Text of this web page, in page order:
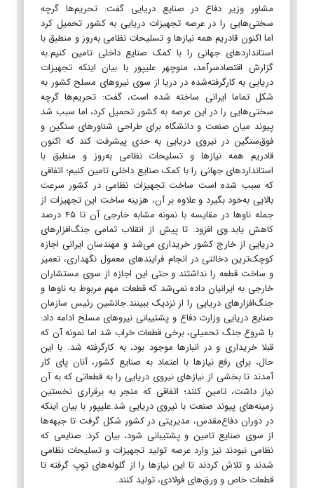
مشاور وزیر دفاع در صنایع دریایی گفت: تحریم‌ها گرچه
سختی‌هایی را در عرصه تجهیزات دریایی به کشور تحمیل کرد
اما اکنون قادریم همه نیازها و تسلیحات نظامی به‌روز و منطبق با
استانداردهای جهانی را با کمک صنایع داخلی تامین کنیم.به
گزارش اقتصادسرآمد، منوچهر علیپور با بیان اینکه تجهیزات
دریایی به کارگرفته‌شده در دریا از سوی نیروهای مسلح کشور به
شکل تماما ایرانی ساخته شده است، گفت: تحریم‌ها گرچه
سختی‌هایی را در این عرصه به کشور تحمیل کرد، اما سبب شد
پیوند میان صنعت و دانشگاه برای طراحی شناورهای سنگین و
فوق‌سنگین در نیروی دریایی به حدی پیشرفت کند که اکنون
قادریم همه نیازها و تسلیحات نظامی به‌روز و منطبق با
استانداردهای جهانی را با کمک صنایع داخلی تامین کنیم؛ اتفاقی
که سبب شده است ‌ساخت تجهیزات نظامی در کشور سرعت
بالایی به‌خود بگیرد و علاوه بر آن، هزینه ساخت این تجهیزات از
جمله ناوها در مقایسه با نمونه مشابه خارجی آن تا ۴۵ درصد
کاهش یابد.وی افزود: تا پیش از انقلاب تمامی جنگ‌افزارهای
دریایی از خارج کشور خریداری می‌شد و مهندسان ایرانی اجازه
کوچک‌ترین دخالتی در انجام فرایندهای معمول نگهداری، تعمیر
و ساخت قطعه را نداشتند و حتی این اجازه از سوی مستشاران
خارجی به ایرانیان داده نمی‌شد که قطعات مهم مربوط به ناوها و
جنگ‌افزارهای دریایی را از نزدیک ببینند.جانشین رئیس سازمان
صنایع دریایی وزارت دفاع و پشتیبانی نیروهای مسلح ادامه داد:
با شروع جنگ تحمیلی، برخی قطعات خراب شد اما نمونه آن که
قبلا خریداری و در انبارها موجود بود، به کارگرفته شد. با این
حال، برای رفع نیازها با اعتماد به صنایع کشور، آنان پای کار
آمدند تا بخشی از نیازهای نیروی دریایی را به قطعاتی که به آن
نیاز داشت، تامین کنند؛ اتفاقی که منجر به برقراری نخستین
زمینه‌های پیوند صنعت با نیروی دریایی شد.علیپور با بیان اینکه
در دوران دفاع‌مقدس، مدیریتی در کشور شکل گرفت تا جبهه‌ها
از سوی صنایع تامین و پشتیبانی شود، بیان کرد: صنایعی که
نظامی نبودند نیز وارد عرصه تولید تجهیزات و تسلیحات نظامی
شدند و تلاش کردند تا این نیازها را از گلوله‌های توپ گرفته تا
قطعات خاص و ورق‌های فولادی، تولید کنند.